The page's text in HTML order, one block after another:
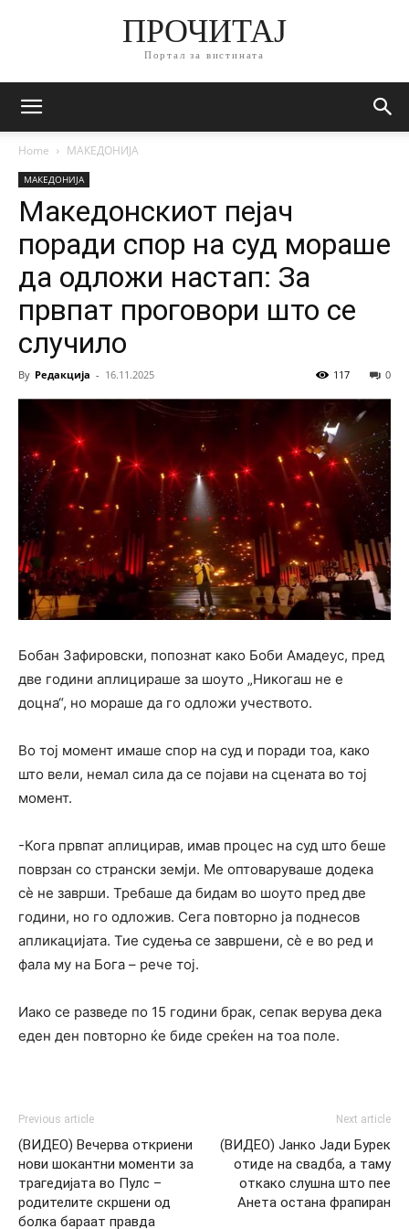
ПРОЧИТАЈ
Портал за вистината
Home МАКЕДОНИЈА
МАКЕДОНИЈА
Македонскиот пејач
поради спор на суд мораше
да одложи настап: За
првпат проговори што се
случило
By Редакција - 16.11.2025 0
117
Бобан Зафировски, попознат како Боби Амадеус, пред
две години аплицираше за шоуто „Никогаш не е
доцна“, но мораше да го одложи учеството.
Во тој момент имаше спор на суд и поради тоа, како
што вели, немал сила да се појави на сцената во тој
момент.
-Кога првпат аплицирав, имав процес на суд што беше
поврзан со странски земји. Ме оптоваруваше додека
сè не заврши. Требаше да бидам во шоуто пред две
години, но го одложив. Сега повторно ја поднесов
апликацијата. Тие судења се завршени, сè е во ред и
фала му на Бога – рече тој.
Иако се разведе по 15 години брак, сепак верува дека
еден ден повторно ќе биде среќен на тоа поле.
Previous article
(ВИДЕО) Вечерва откриени
нови шокантни моменти за
трагедијата во Пулс –
родителите скршeни од
болка бараат правда
Next article
(ВИДЕО) Јанко Јади Бурек
отиде на свадба, а таму
откако слушна што пее
Анета остана фрапиран